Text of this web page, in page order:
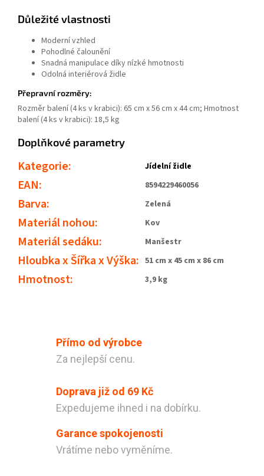
Přímo od výrobce
Za nejlepší cenu.
Doprava již od 69 Kč
Expedujeme ihned i na dobírku.
Garance spokojenosti
Vrátíme nebo vyměníme.
Důležité vlastnosti
Moderní vzhled
Pohodlné čalounění
Snadná manipulace díky nízké hmotnosti
Odolná interiérová židle
Přepravní rozměry:
Rozměr balení (4 ks v krabici): 65 cm x 56 cm x 44 cm; Hmotnost
balení (4 ks v krabici): 18,5 kg
Doplňkové parametry
Kategorie: Jídelní židle
EAN: 8594229460056
Barva: Zelená
Materiál nohou: Kov
Materiál sedáku: Manšestr
Hloubka x Šířka x Výška: 51 cm x 45 cm x 86 cm
Hmotnost: 3,9 kg